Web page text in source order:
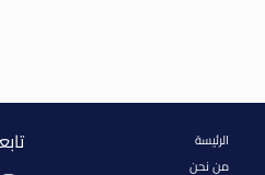
الرئيسة
من نحن